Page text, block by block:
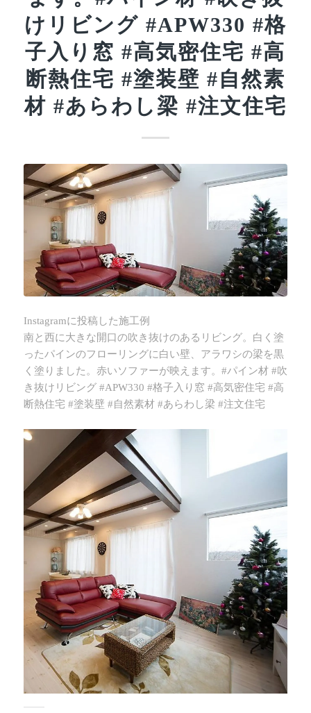
けリビング #APW330 #格
子入り窓 #高気密住宅 #高
断熱住宅 #塗装壁 #自然素
材 #あらわし梁 #注文住宅
Instagramに投稿した施工例
南と西に大きな開口の吹き抜けのあるリビング。白く塗
ったパインのフローリングに白い壁、アラワシの梁を黒
く塗りました。赤いソファーが映えます。#パイン材 #吹
き抜けリビング #APW330 #格子入り窓 #高気密住宅 #高
断熱住宅 #塗装壁 #自然素材 #あらわし梁 #注文住宅